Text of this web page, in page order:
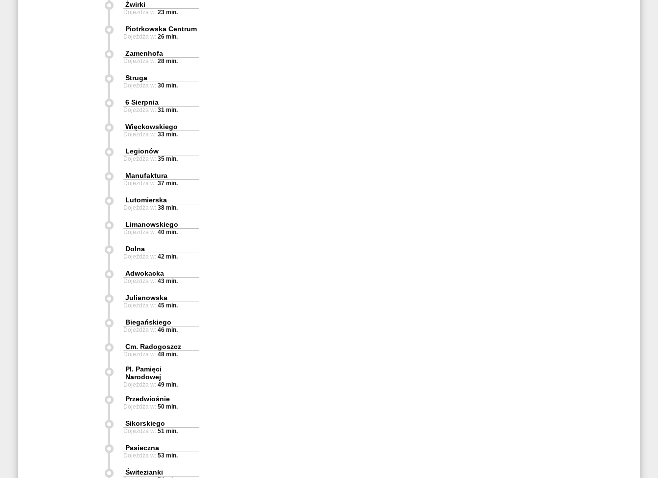
Żwirki
Dojeżdża w: 23 min.
Piotrkowska Centrum
Dojeżdża w: 26 min.
Zamenhofa
Dojeżdża w: 28 min.
Struga
Dojeżdża w: 30 min.
6 Sierpnia
Dojeżdża w: 31 min.
Więckowskiego
Dojeżdża w: 33 min.
Legionów
Dojeżdża w: 35 min.
Manufaktura
Dojeżdża w: 37 min.
Lutomierska
Dojeżdża w: 38 min.
Limanowskiego
Dojeżdża w: 40 min.
Dolna
Dojeżdża w: 42 min.
Adwokacka
Dojeżdża w: 43 min.
Julianowska
Dojeżdża w: 45 min.
Biegańskiego
Dojeżdża w: 46 min.
Cm. Radogoszcz
Dojeżdża w: 48 min.
Pl. Pamięci
Narodowej
Dojeżdża w: 49 min.
Przedwiośnie
Dojeżdża w: 50 min.
Sikorskiego
Dojeżdża w: 51 min.
Pasieczna
Dojeżdża w: 53 min.
Świtezianki